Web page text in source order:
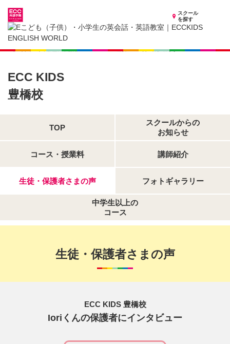
スクール
を探す
愛知県の子供英会話・英語教室
子供（小学生）英会話・英語教室 ECCKIDS 豊橋校
生徒・保護者さまの声
ECC KIDS
豊橋校
TOP
スクールからの
お知らせ
コース・授業料 講師紹介
生徒・保護者さまの声 フォトギャラリー
中学生以上の
コース
生徒・保護者さまの声
ECC KIDS 豊橋校
Ioriくんの保護者にインタビュー